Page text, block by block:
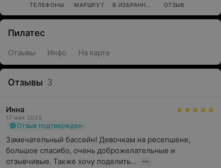
ТЕЛЕФОНЫ МАРШРУТ В ИЗБРАННОЕ ОТЗЫВ
Пилатес
Отзывы Инфо На карте
Отзывы 3
Инна
17 мая 2025
Отзыв подтвержден
Замечательный бассейн! Девочкам на ресепшене,
большое спасибо, очень доброжелательные и
отзывчивые. Также хочу поделить...